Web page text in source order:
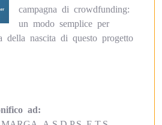
campagna di crowdfunding:
un modo semplice per
della nascita di questo progetto
ad: